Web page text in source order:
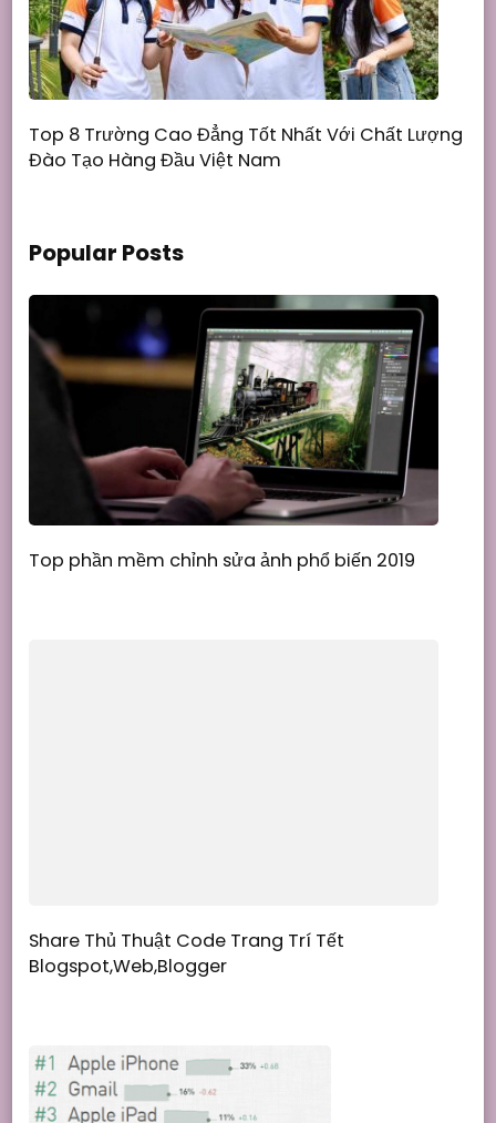
Top 8 Trường Cao Đẳng Tốt Nhất Với Chất Lượng
Đào Tạo Hàng Đầu Việt Nam
Popular Posts
Top phần mềm chỉnh sửa ảnh phổ biến 2019
Share Thủ Thuật Code Trang Trí Tết
Blogspot,Web,Blogger